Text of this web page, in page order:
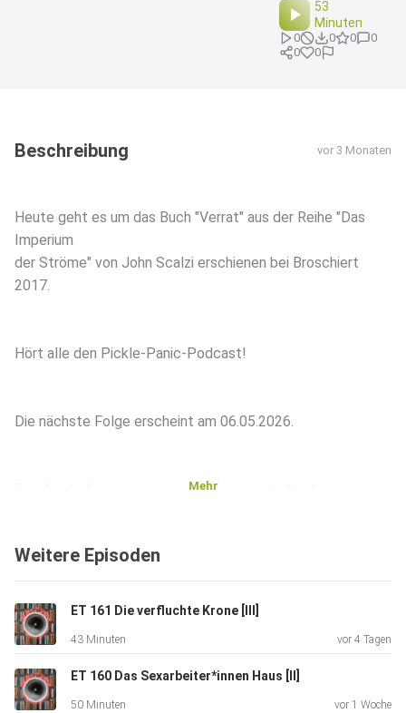
53
Minuten
0 0 0
0
0
0
Beschreibung vor 3 Monaten
Heute geht es um das Buch "Verrat" aus der Reihe "Das
Imperium
der Ströme" von John Scalzi erschienen bei Broschiert
2017.
Hört alle den Pickle-Panic-Podcast!
Die nächste Folge erscheint am 06.05.2026.
Feedback, Anregungen oder einfach nette Nachrichten
Twitter
nutzt einfach
die Kommentarfunktion unter den Folgen im Blog.
Unterstützen könnt Ihr uns via ko-fi.
Mehr
Weitere Episoden
ET 161 Die verfluchte Krone [III]
43 Minuten vor 4 Tagen
ET 160 Das Sexarbeiter*innen Haus [II]
50 Minuten vor 1 Woche